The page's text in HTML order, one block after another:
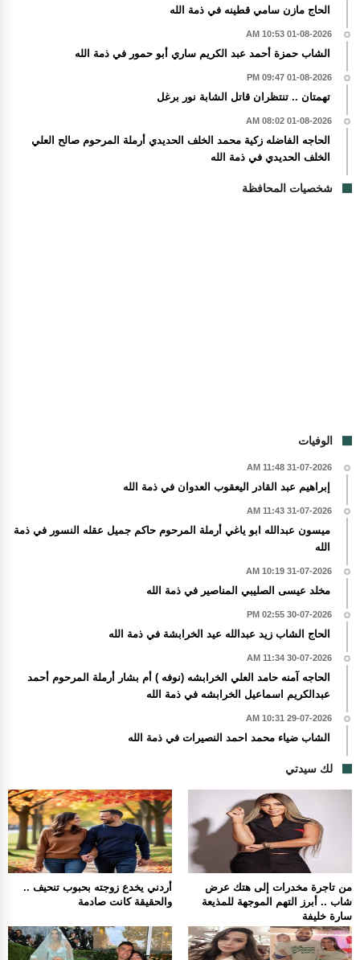
الحاج مازن سامي قطينه في ذمة الله
01-08-2026 10:53 AM
الشاب حمزة أحمد عبد الكريم ساري أبو حمور في ذمة الله
01-08-2026 09:47 PM
تهمتان .. تنتظران قاتل الشابة نور برغل
01-08-2026 08:02 AM
الحاجه الفاضله زكية محمد الخلف الحديدي أرملة المرحوم صالح العلي
الخلف الحديدي في ذمة الله
شخصيات المحافظة
الوفيات
31-07-2026 11:48 AM
إبراهيم عبد القادر اليعقوب العدوان في ذمة الله
31-07-2026 11:43 AM
ميسون عبدالله ابو ياغي أرملة المرحوم حاكم جميل عقله النسور في ذمة
الله
31-07-2026 10:19 AM
مخلد عيسى الصليبي المناصير في ذمة الله
30-07-2026 02:55 PM
الحاج الشاب زيد عبدالله عيد الخرابشة في ذمة الله
30-07-2026 11:34 AM
الحاجه آمنه حامد العلي الخرابشه (نوفه ) أم بشار أرملة المرحوم أحمد
عبدالكريم اسماعيل الخرابشه في ذمة الله
29-07-2026 10:31 AM
الشاب ضياء محمد احمد النصيرات في ذمة الله
لك سيدتي
أردني يخدع زوجته بحبوب تنحيف ..
والحقيقة كانت صادمة
من تاجرة مخدرات إلى هتك عرض
شاب .. أبرز التهم الموجهة للمذيعة
سارة خليفة